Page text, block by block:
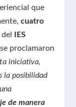
que
cuatro
IES
proclamaron
iniciativa,
la posibilidad
una
de manera